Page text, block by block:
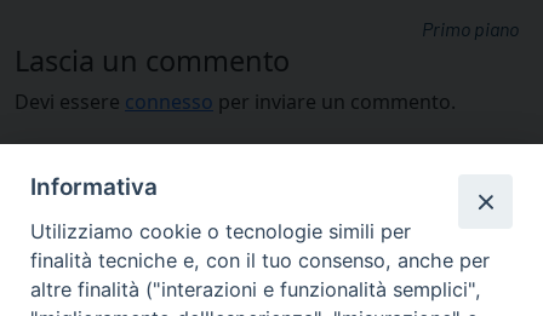
Primo piano
Lascia un commento
Devi essere connesso per inviare un commento.
Informativa
Utilizziamo cookie o tecnologie simili per
finalità tecniche e, con il tuo consenso, anche per
altre finalità ("interazioni e funzionalità semplici",